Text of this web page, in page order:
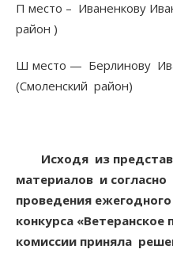
П место – Иваненкову
район )
Ш место — Берлинову
(Смоленский район)
Исходя из
материалов и
проведения
конкурса «Ветеранское
комиссии приняла